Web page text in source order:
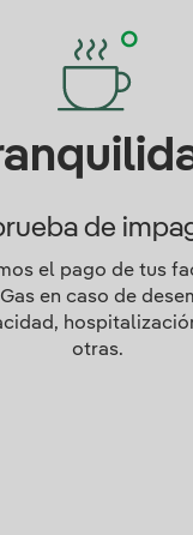
de
el pago de tus
en caso de
otras.